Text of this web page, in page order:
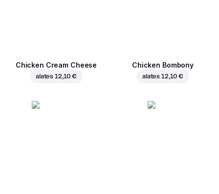
Chicken Cream Cheese
alates 12,10 €
Chicken Bombony
alates 12,10 €